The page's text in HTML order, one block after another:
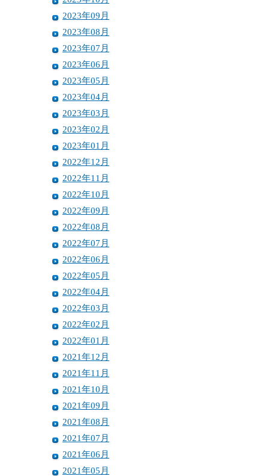
2023年09月
2023年08月
2023年07月
2023年06月
2023年05月
2023年04月
2023年03月
2023年02月
2023年01月
2022年12月
2022年11月
2022年10月
2022年09月
2022年08月
2022年07月
2022年06月
2022年05月
2022年04月
2022年03月
2022年02月
2022年01月
2021年12月
2021年11月
2021年10月
2021年09月
2021年08月
2021年07月
2021年06月
2021年05月